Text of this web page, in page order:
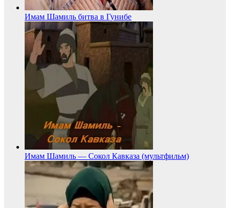
Имам Шамиль битва в Гунибе
Имам Шамиль — Сокол Кавказа (мультфильм)